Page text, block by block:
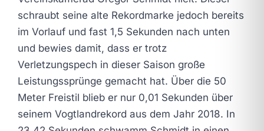
schraubt seine alte Rekordmarke jedoch bereits
im Vorlauf und fast 1,5 Sekunden nach unten
und bewies damit, dass er trotz
Verletzungspech in dieser Saison große
Leistungssprünge gemacht hat. Über die 50
Meter Freistil blieb er nur 0,01 Sekunden über
seinem Vogtlandrekord aus dem Jahr 2018. In